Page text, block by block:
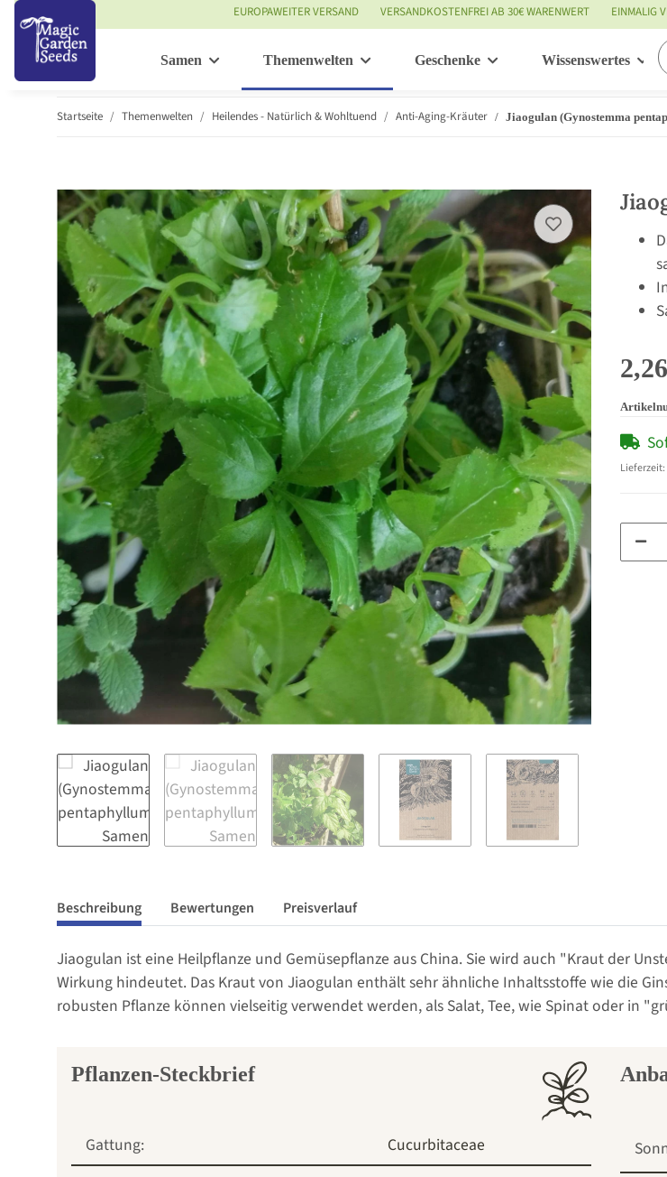
EUROPAWEITER VERSAND VERSANDKOSTENFREI AB 30€ WARENWERT EINMALIG
Samen Themenwelten Geschenke Wissenswertes
Startseite Themenwelten Heilendes - Natürlich & Wohltuend Anti-Aging-Kräuter Jiaogulan (Gynostemma
Lieferzeit:
Beschreibung Bewertungen Preisverlauf
Jiaogulan ist eine Heilpflanze und Gemüsepflanze aus China. Sie wird auch "Kraut der
Wirkung hindeutet. Das Kraut von Jiaogulan enthält sehr ähnliche Inhaltsstoffe wie die
robusten Pflanze können vielseitig verwendet werden, als Salat, Tee, wie Spinat oder in
Pflanzen-Steckbrief
Gattung:
Cucurbitaceae